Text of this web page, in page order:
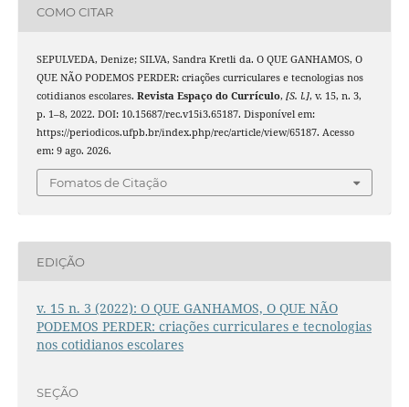
COMO CITAR
SEPULVEDA, Denize; SILVA, Sandra Kretli da. O QUE GANHAMOS, O
QUE NÃO PODEMOS PERDER: criações curriculares e tecnologias nos
cotidianos escolares. Revista Espaço do Currículo, [S. l.], v. 15, n. 3,
p. 1–8, 2022. DOI: 10.15687/rec.v15i3.65187. Disponível em:
https://periodicos.ufpb.br/index.php/rec/article/view/65187. Acesso
em: 9 ago. 2026.
Fomatos de Citação
EDIÇÃO
v. 15 n. 3 (2022): O QUE GANHAMOS, O QUE NÃO
PODEMOS PERDER: criações curriculares e tecnologias
nos cotidianos escolares
SEÇÃO